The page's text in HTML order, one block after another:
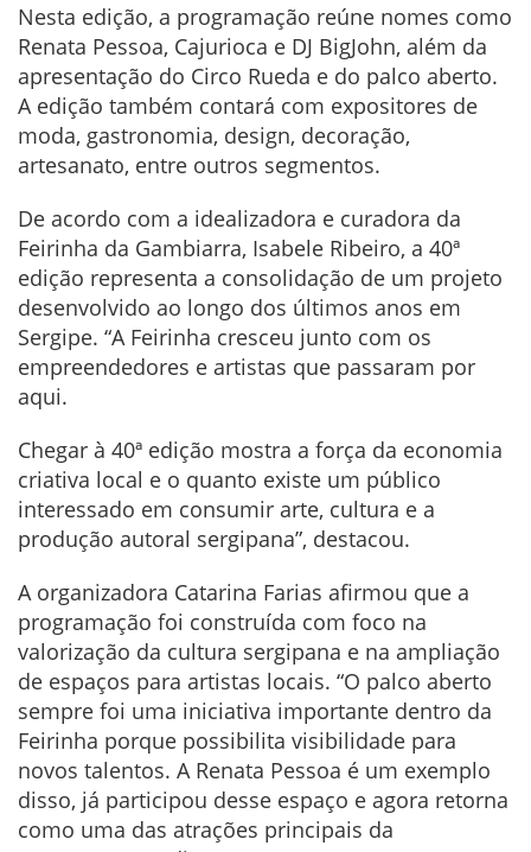
Nesta edição, a programação reúne nomes como
Renata Pessoa, Cajurioca e DJ BigJohn, além da
apresentação do Circo Rueda e do palco aberto.
A edição também contará com expositores de
moda, gastronomia, design, decoração,
artesanato, entre outros segmentos.
De acordo com a idealizadora e curadora da
Feirinha da Gambiarra, Isabele Ribeiro, a 40ª
edição representa a consolidação de um projeto
desenvolvido ao longo dos últimos anos em
Sergipe. “A Feirinha cresceu junto com os
empreendedores e artistas que passaram por
aqui.
Chegar à 40ª edição mostra a força da economia
criativa local e o quanto existe um público
interessado em consumir arte, cultura e a
produção autoral sergipana”, destacou.
A organizadora Catarina Farias afirmou que a
programação foi construída com foco na
valorização da cultura sergipana e na ampliação
de espaços para artistas locais. “O palco aberto
sempre foi uma iniciativa importante dentro da
Feirinha porque possibilita visibilidade para
novos talentos. A Renata Pessoa é um exemplo
disso, já participou desse espaço e agora retorna
como uma das atrações principais da